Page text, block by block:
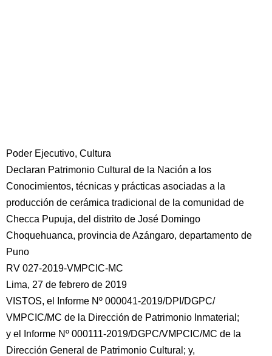
Poder Ejecutivo, Cultura
Declaran Patrimonio Cultural de la Nación a los
Conocimientos, técnicas y prácticas asociadas a la
producción de cerámica tradicional de la comunidad de
Checca Pupuja, del distrito de José Domingo
Choquehuanca, provincia de Azángaro, departamento de
Puno
RV 027-2019-VMPCIC-MC
Lima, 27 de febrero de 2019
VISTOS, el Informe Nº 000041-2019/DPI/DGPC/
VMPCIC/MC de la Dirección de Patrimonio Inmaterial;
y el Informe Nº 000111-2019/DGPC/VMPCIC/MC de la
Dirección General de Patrimonio Cultural; y,